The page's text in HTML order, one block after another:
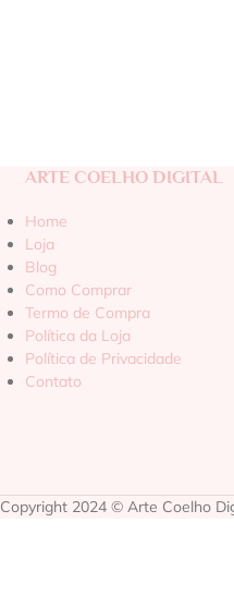
ARTE COELHO DIGITAL
Home
Loja
Blog
Como Comprar
Termo de Compra
Política da Loja
Política de Privacidade
Contato
Copyright 2024 © Arte Coelho